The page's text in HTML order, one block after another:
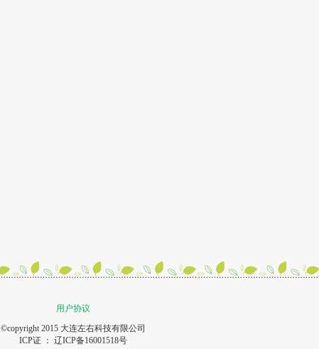
用户协议
©copyright 2015 大连左右科技有限公司
ICP证 ： 辽ICP备16001518号